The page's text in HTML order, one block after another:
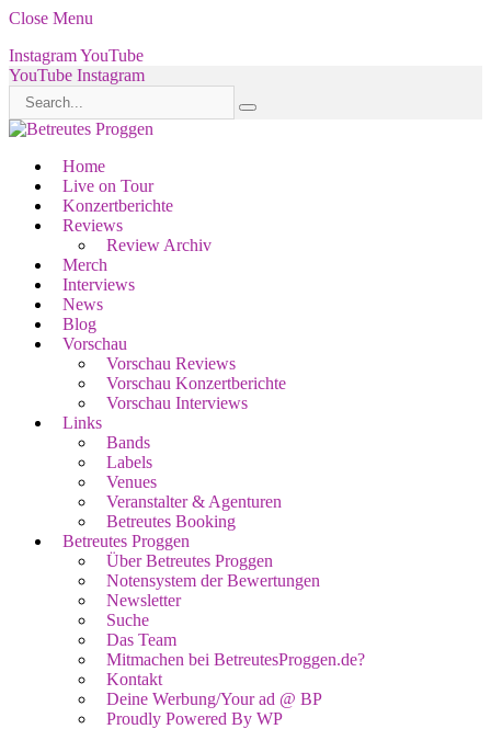
Close Menu
InstagramYouTube
YouTube Instagram
Home
Live on Tour
Konzertberichte
Reviews
Review Archiv
Merch
Interviews
News
Blog
Vorschau
Vorschau Reviews
Vorschau Konzertberichte
Vorschau Interviews
Links
Bands
Labels
Venues
Veranstalter & Agenturen
Betreutes Booking
Betreutes Proggen
Über Betreutes Proggen
Notensystem der Bewertungen
Newsletter
Suche
Das Team
Mitmachen bei BetreutesProggen.de?
Kontakt
Deine Werbung/Your ad @ BP
Proudly Powered By WP